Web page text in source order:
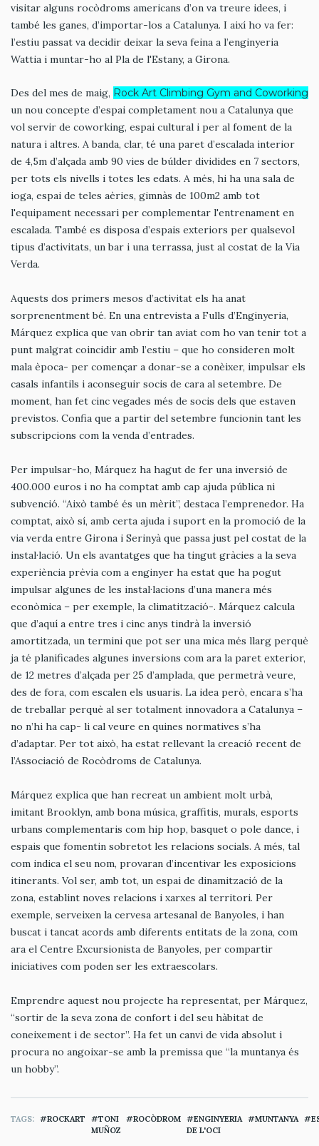
visitar alguns rocòdroms americans d’on va treure idees, i
també les ganes, d’importar-los a Catalunya. I així ho va fer:
l’estiu passat va decidir deixar la seva feina a l’enginyeria
Wattia i muntar-ho al Pla de l'Estany, a Girona.
Des del mes de maig, Rock Art Climbing Gym and Coworking
un nou concepte d’espai completament nou a Catalunya que
vol servir de coworking, espai cultural i per al foment de la
natura i altres. A banda, clar, té una paret d’escalada interior
de 4,5m d’alçada amb 90 vies de búlder dividides en 7 sectors,
per tots els nivells i totes les edats. A més, hi ha una sala de
ioga, espai de teles aèries, gimnàs de 100m2 amb tot
l'equipament necessari per complementar l'entrenament en
escalada. També es disposa d’espais exteriors per qualsevol
tipus d’activitats, un bar i una terrassa, just al costat de la Via
Verda.
Aquests dos primers mesos d’activitat els ha anat
sorprenentment bé. En una entrevista a Fulls d’Enginyeria,
Márquez explica que van obrir tan aviat com ho van tenir tot a
punt malgrat coincidir amb l’estiu – que ho consideren molt
mala època- per començar a donar-se a conèixer, impulsar els
casals infantils i aconseguir socis de cara al setembre. De
moment, han fet cinc vegades més de socis dels que estaven
previstos. Confia que a partir del setembre funcionin tant les
subscripcions com la venda d’entrades.
Per impulsar-ho, Márquez ha hagut de fer una inversió de
400.000 euros i no ha comptat amb cap ajuda pública ni
subvenció. “Això també és un mèrit”, destaca l’emprenedor. Ha
comptat, això sí, amb certa ajuda i suport en la promoció de la
via verda entre Girona i Serinyà que passa just pel costat de la
instal·lació. Un els avantatges que ha tingut gràcies a la seva
experiència prèvia com a enginyer ha estat que ha pogut
impulsar algunes de les instal·lacions d’una manera més
econòmica – per exemple, la climatització-. Márquez calcula
que d’aquí a entre tres i cinc anys tindrà la inversió
amortitzada, un termini que pot ser una mica més llarg perquè
ja té planificades algunes inversions com ara la paret exterior,
de 12 metres d’alçada per 25 d’amplada, que permetrà veure,
des de fora, com escalen els usuaris. La idea però, encara s’ha
de treballar perquè al ser totalment innovadora a Catalunya –
no n’hi ha cap- li cal veure en quines normatives s’ha
d’adaptar. Per tot això, ha estat rellevant la creació recent de
l’Associació de Rocòdroms de Catalunya.
Márquez explica que han recreat un ambient molt urbà,
imitant Brooklyn, amb bona música, graffitis, murals, esports
urbans complementaris com hip hop, basquet o pole dance, i
espais que fomentin sobretot les relacions socials. A més, tal
com indica el seu nom, provaran d’incentivar les exposicions
itinerants. Vol ser, amb tot, un espai de dinamització de la
zona, establint noves relacions i xarxes al territori. Per
exemple, serveixen la cervesa artesanal de Banyoles, i han
buscat i tancat acords amb diferents entitats de la zona, com
ara el Centre Excursionista de Banyoles, per compartir
iniciatives com poden ser les extraescolars.
Emprendre aquest nou projecte ha representat, per Márquez,
“sortir de la seva zona de confort i del seu hàbitat de
coneixement i de sector”. Ha fet un canvi de vida absolut i
procura no angoixar-se amb la premissa que “la muntanya és
un hobby”.
TAGS ROCKART
TONI
MUÑOZ
ROCÒDROM
ENGINYERIA
DE L'OCI
MUNTANYA